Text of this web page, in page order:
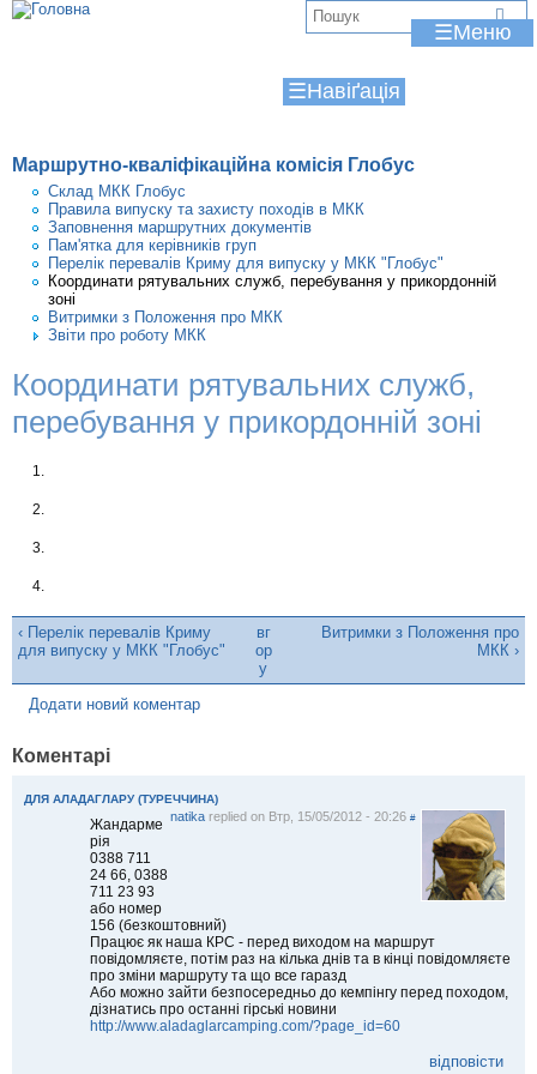
Jump to navigation
☰
Маршрутно-кваліфікаційна комісія Глобус
Склад МКК Глобус
Правила випуску та захисту походів в МКК
Заповнення маршрутних документів
Пам'ятка для керівників груп
Перелік перевалів Криму для випуску у МКК "Глобус"
Координати рятувальних служб, перебування у прикордонній
зоні
Витримки з Положення про МКК
Звіти про роботу МКК
☰
Координати рятувальних служб,
перебування у прикордонній зоні
‹ Перелік перевалів Криму
для випуску у МКК "Глобус"
вг
ор
у
Витримки з Положення про
МКК ›
Додати новий коментар
Коментарі
ДЛЯ АЛАДАГЛАРУ (ТУРЕЧЧИНА)
natikareplied on Втр, 15/05/2012 - 20:26 #
Жандарме
рія
0388 711
24 66, 0388
711 23 93
або номер
156 (безкоштовний)
Працює як наша КРС - перед виходом на маршрут
повідомляєте, потім раз на кілька днів та в кінці повідомляєте
про зміни маршруту та що все гаразд
Або можно зайти безпосередньо до кемпінгу перед походом,
дізнатись про останні гірські новини
http://www.aladaglarcamping.com/?page_id=60
відповісти